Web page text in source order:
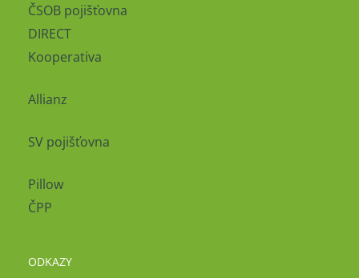
ČSOB pojišťovna
DIRECT
Kooperativa
Allianz
SV pojišťovna
Pillow
ČPP
ODKAZY